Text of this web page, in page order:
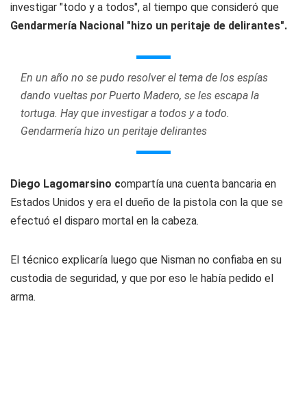
investigar "todo y a todos", al tiempo que consideró que
Gendarmería Nacional "hizo un peritaje de delirantes".
En un año no se pudo resolver el tema de los espías
dando vueltas por Puerto Madero, se les escapa la
tortuga. Hay que investigar a todos y a todo.
Gendarmería hizo un peritaje delirantes
Diego Lagomarsino compartía una cuenta bancaria en
Estados Unidos y era el dueño de la pistola con la que se
efectuó el disparo mortal en la cabeza.
El técnico explicaría luego que Nisman no confiaba en su
custodia de seguridad, y que por eso le había pedido el
arma.